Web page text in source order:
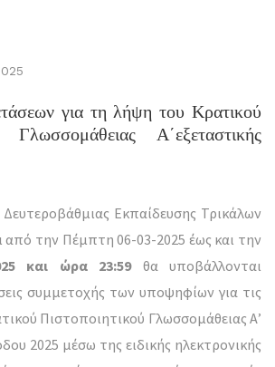
για τη λήψη του Κρατικού
Γλωσσομάθειας Α΄εξεταστικής
Εκπαίδευσης Τρικάλων
από την Πέμπτη 06-03-2025 έως και την
και ώρα 23:59θα υποβάλλονται
συμμετοχής των υποψηφίων για τις
Πιστοποιητικού Γλωσσομάθειας Α’
2025 μέσω της ειδικής ηλεκτρονικής